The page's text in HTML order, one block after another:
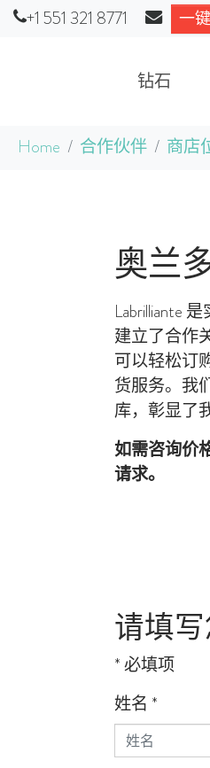
跳到主要内容
+1 551 321 8771 一
钻石
当前位置：
Home 合作伙伴 商店
奥兰
Labrilliante
建立了合作
可以轻松订
货服务。我
库，彰显了
如需咨询价
请求。
请填
* 必填项
姓名 *